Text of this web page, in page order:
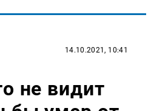
14.10.2021, 10:41
не видит